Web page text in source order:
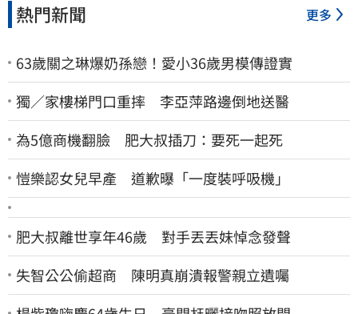
熱門新聞 更多
63歲關之琳爆奶孫戀！愛小36歲男模傳證實
獨／家樓梯門口重摔 李亞萍路邊倒地送醫
為5億商機翻臉 肥大叔插刀：要死一起死
愷樂認女兒早產 道歉曝「一度裝呼吸機」
肥大叔離世享年46歲 對手丟丟妹悼念發聲
失智公公偷超商 陳明真崩潰報警親立遺囑